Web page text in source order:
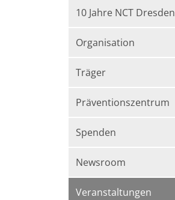
10 Jahre NCT Dresden
Organisation
Träger
Präventionszentrum
Spenden
Newsroom
Veranstaltungen